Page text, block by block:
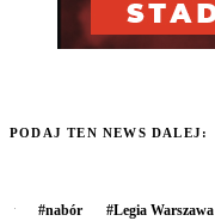
PODAJ TEN NEWS DALEJ:
#nabór #Legia Warszawa